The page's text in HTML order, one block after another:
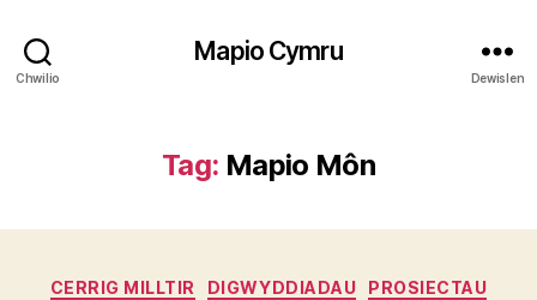
Chwilio
Mapio Cymru
Dewislen
Tag: Mapio Môn
Categorïau
CERRIG MILLTIR DIGWYDDIADAU PROSIECTAU